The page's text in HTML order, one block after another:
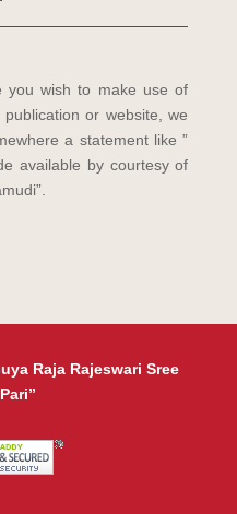
you wish to make use of
or website, we
a statement like ”
available by courtesy of
Raja Rajeswari Sree